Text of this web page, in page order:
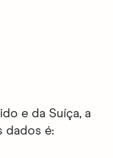
e da Suíça, a
dados é: